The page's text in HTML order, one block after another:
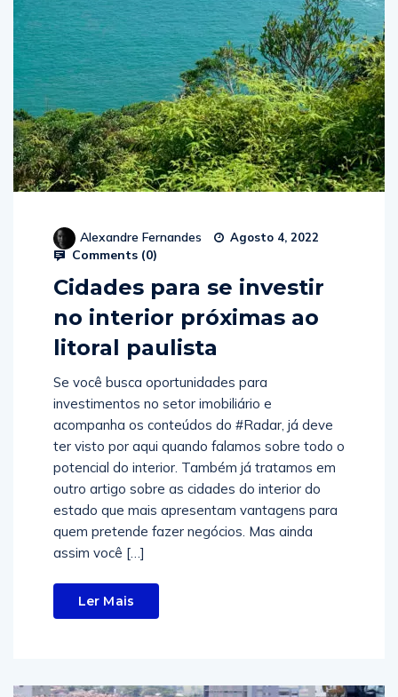
Alexandre Fernandes Agosto 4, 2022
Comments (0)
Cidades para se investir
no interior próximas ao
litoral paulista
Se você busca oportunidades para
investimentos no setor imobiliário e
acompanha os conteúdos do #Radar, já deve
ter visto por aqui quando falamos sobre todo o
potencial do interior. Também já tratamos em
outro artigo sobre as cidades do interior do
estado que mais apresentam vantagens para
quem pretende fazer negócios. Mas ainda
assim você […]
Ler Mais